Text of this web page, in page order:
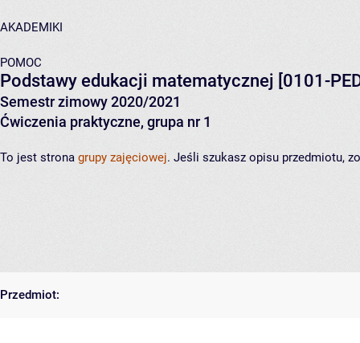
AKADEMIKI
POMOC
Podstawy edukacji matematycznej [0101-
Semestr zimowy 2020/2021
Ćwiczenia praktyczne, grupa nr 1
To jest strona grupy zajęciowej. Jeśli szukasz opisu przedmiotu,
Przedmiot: